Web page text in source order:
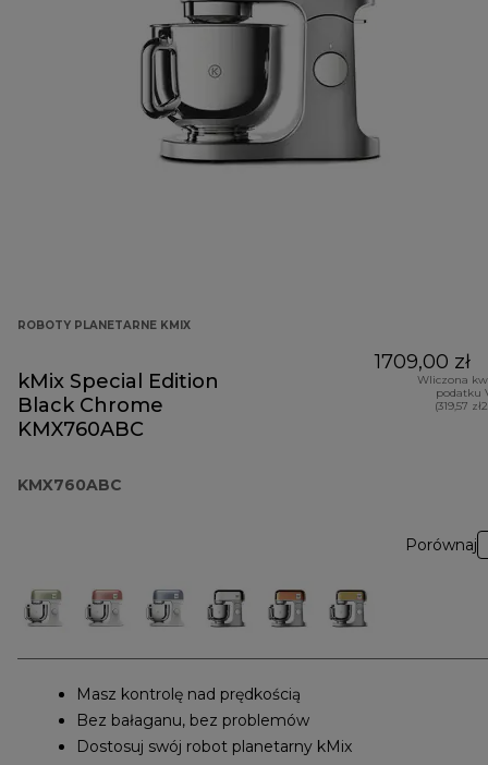
ROBOTY PLANETARNE KMIX
kMix Special Edition
Black Chrome
KMX760ABC
KMX760ABC
1709,00 zł
Wliczona
podatku
(319,57
Porównaj
Masz kontrolę nad prędkością
Bez bałaganu, bez problemów
Dostosuj swój robot planetarny kMix